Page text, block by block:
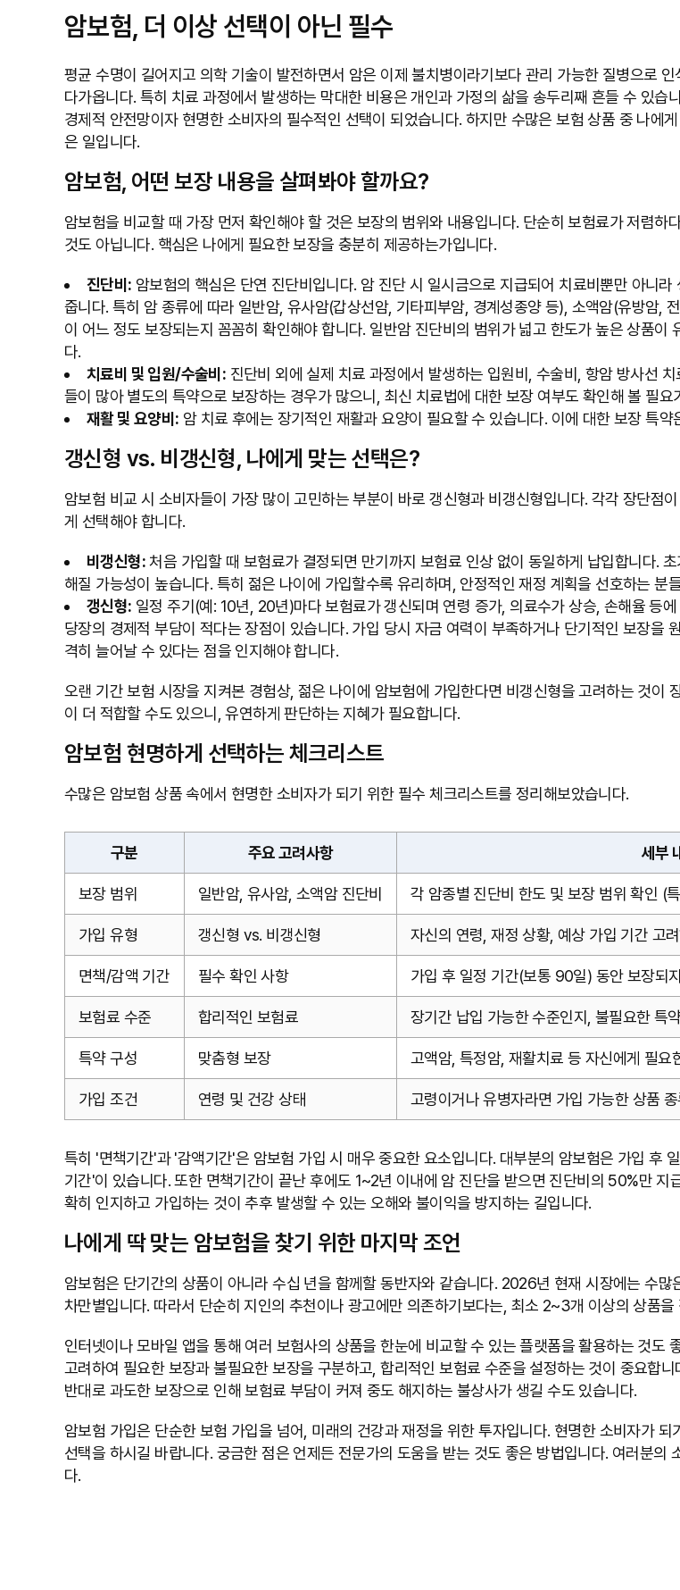
암보험, 더 이상 선택이 아닌 필수
평균 수명이 길어지고 의학 기술이 발전하면서 암은 이제 불치병이라기보다 관리 가능한 질병으로
다가옵니다. 특히 치료 과정에서 발생하는 막대한 비용은 개인과 가정의 삶을 송두리째 흔들 수 있
경제적 안전망이자 현명한 소비자의 필수적인 선택이 되었습니다. 하지만 수많은 보험 상품 중 나에
은 일입니다.
암보험, 어떤 보장 내용을 살펴봐야 할까요?
암보험을 비교할 때 가장 먼저 확인해야 할 것은 보장의 범위와 내용입니다. 단순히 보험료가 저렴
것도 아닙니다. 핵심은 나에게 필요한 보장을 충분히 제공하는가입니다.
진단비: 암보험의 핵심은 단연 진단비입니다. 암 진단 시 일시금으로 지급되어 치료비뿐만 아니
줍니다. 특히 암 종류에 따라 일반암, 유사암(갑상선암, 기타피부암, 경계성종양 등), 소액암(유방암,
이 어느 정도 보장되는지 꼼꼼히 확인해야 합니다. 일반암 진단비의 범위가 넓고 한도가 높은 상품
다.
치료비 및 입원/수술비: 진단비 외에 실제 치료 과정에서 발생하는 입원비, 수술비, 항암 방사선
들이 많아 별도의 특약으로 보장하는 경우가 많으니, 최신 치료법에 대한 보장 여부도 확인해 볼 필요
재활 및 요양비: 암 치료 후에는 장기적인 재활과 요양이 필요할 수 있습니다. 이에 대한 보장 특
갱신형 vs. 비갱신형, 나에게 맞는 선택은?
암보험 비교 시 소비자들이 가장 많이 고민하는 부분이 바로 갱신형과 비갱신형입니다. 각각 장단점
게 선택해야 합니다.
비갱신형:처음 가입할 때 보험료가 결정되면 만기까지 보험료 인상 없이 동일하게 납입합니다.
해질 가능성이 높습니다. 특히 젊은 나이에 가입할수록 유리하며, 안정적인 재정 계획을 선호하는 분
갱신형: 일정 주기(예: 10년, 20년)마다 보험료가 갱신되며 연령 증가, 의료수가 상승, 손해율 등
당장의 경제적 부담이 적다는 장점이 있습니다. 가입 당시 자금 여력이 부족하거나 단기적인 보장을
격히 늘어날 수 있다는 점을 인지해야 합니다.
오랜 기간 보험 시장을 지켜본 경험상, 젊은 나이에 암보험에 가입한다면 비갱신형을 고려하는 것이
이 더 적합할 수도 있으니, 유연하게 판단하는 지혜가 필요합니다.
암보험 현명하게 선택하는 체크리스트
수많은 암보험 상품 속에서 현명한 소비자가 되기 위한 필수 체크리스트를 정리해보았습니다.
구분 주요 고려사항 세부
보장 범위 일반암, 유사암, 소액암 진단비 각 암종별 진단비 한도 및 보장 범위 확인 (
가입 유형 갱신형 vs. 비갱신형 자신의 연령, 재정 상황, 예상 가입 기간 고
면책/감액 기간 필수 확인 사항 가입 후 일정 기간(보통 90일) 동안 보장되
보험료 수준 합리적인 보험료 장기간 납입 가능한 수준인지, 불필요한 특
특약 구성 맞춤형 보장 고액암, 특정암, 재활치료 등 자신에게 필요
가입 조건 연령 및 건강 상태 고령이거나 유병자라면 가입 가능한 상품
특히 '면책기간'과 '감액기간'은 암보험 가입 시 매우 중요한 요소입니다. 대부분의 암보험은 가입 후
기간'이 있습니다. 또한 면책기간이 끝난 후에도 1~2년 이내에 암 진단을 받으면 진단비의 50%만
확히 인지하고 가입하는 것이 추후 발생할 수 있는 오해와 불이익을 방지하는 길입니다.
나에게 딱 맞는 암보험을 찾기 위한 마지막 조언
암보험은 단기간의 상품이 아니라 수십 년을 함께할 동반자와 같습니다. 2026년 현재 시장에는 수
차만별입니다. 따라서 단순히 지인의 추천이나 광고에만 의존하기보다는, 최소 2~3개 이상의 상품
인터넷이나 모바일 앱을 통해 여러 보험사의 상품을 한눈에 비교할 수 있는 플랫폼을 활용하는 것도
고려하여 필요한 보장과 불필요한 보장을 구분하고, 합리적인 보험료 수준을 설정하는 것이 중요합
반대로 과도한 보장으로 인해 보험료 부담이 커져 중도 해지하는 불상사가 생길 수도 있습니다.
암보험 가입은 단순한 보험 가입을 넘어, 미래의 건강과 재정을 위한 투자입니다. 현명한 소비자가
선택을 하시길 바랍니다. 궁금한 점은 언제든 전문가의 도움을 받는 것도 좋은 방법입니다. 여러분
다.